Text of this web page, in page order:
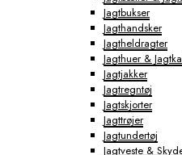
Jagtbukser
Jagthandsker
Jagtheldragter
Jagthuer &
Jagtjakker
Jagtregntøj
Jagtskjorter
Jagttrøjer
Jagtundertøj
Jagtveste &